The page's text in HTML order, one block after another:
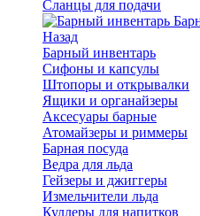
Сланцы для подачи
Назад
Барный инвентарь
Сифоны и капсулы
Штопоры и открывалки
Ящики и органайзеры
Аксесуары барные
Атомайзеры и риммеры
Барная посуда
Ведра для льда
Гейзеры и джиггеры
Измельчители льда
Куллеры для напитков